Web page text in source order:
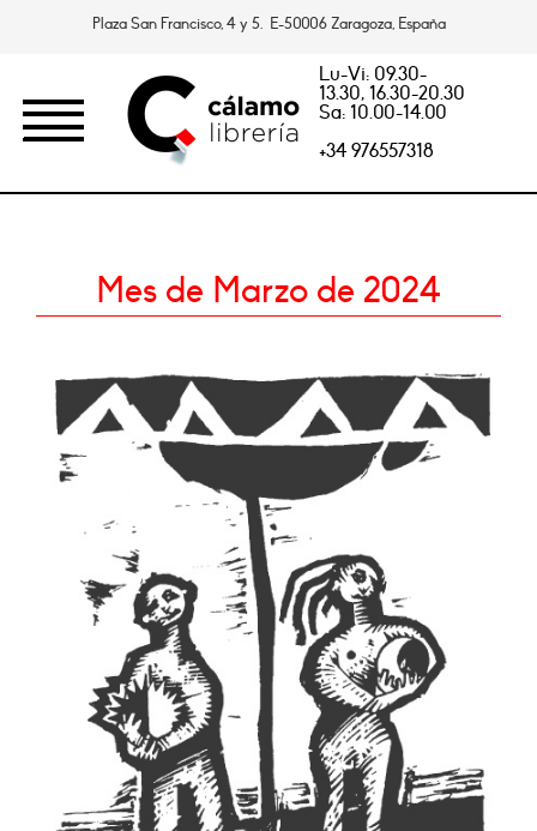
Plaza San Francisco, 4 y 5. E-50006 Zaragoza, España
Lu-Vi: 09.30-
13.30, 16.30-20.30
Sa: 10.00-14.00
+34 976557318
Mes de Marzo de 2024